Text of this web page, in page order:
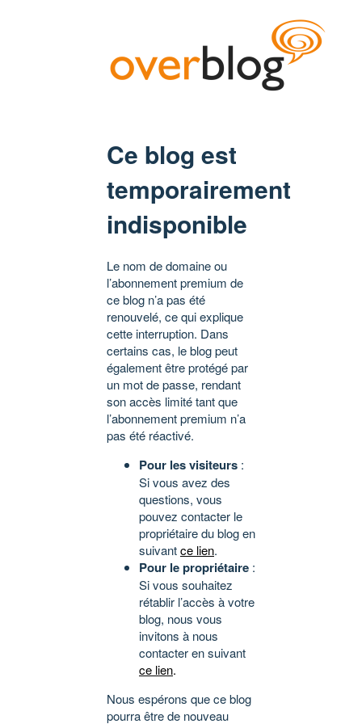
Ce blog est
temporairement
indisponible
Le nom de domaine ou
l’abonnement premium de
ce blog n’a pas été
renouvelé, ce qui explique
cette interruption. Dans
certains cas, le blog peut
également être protégé par
un mot de passe, rendant
son accès limité tant que
l’abonnement premium n’a
pas été réactivé.
Pour les visiteurs :
Si vous avez des
questions, vous
pouvez contacter le
propriétaire du blog en
suivantce lien.
Pour le propriétaire :
Si vous souhaitez
rétablir l’accès à votre
blog, nous vous
invitons à nous
contacter en suivant
ce lien.
Nous espérons que ce blog
pourra être de nouveau